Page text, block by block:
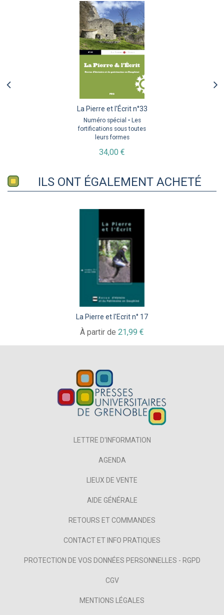
La Pierre et l'Écrit n°33
Numéro spécial • Les
fortifications sous toutes
leurs formes
34,00 €
ILS ONT ÉGALEMENT ACHETÉ
La Pierre et l'Ecrit n° 17
À partir de 21,99 €
LETTRE D'INFORMATION
AGENDA
LIEUX DE VENTE
AIDE GÉNÉRALE
RETOURS ET COMMANDES
CONTACT ET INFO PRATIQUES
PROTECTION DE VOS DONNÉES PERSONNELLES - RGPD
CGV
MENTIONS LÉGALES